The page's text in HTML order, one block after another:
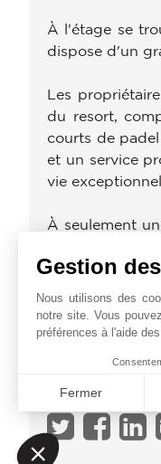
À l'étage se
dispose d'un
Les
du resort,
courts de
et un service
vie
À seulement
architecture
d'exception.
Plage
Supermarché
Gestion
Nous utilisons des
notre site. Vous
préférences à l'aide
Fermer
Axeptio consent
Plateforme de
Notre plateforme